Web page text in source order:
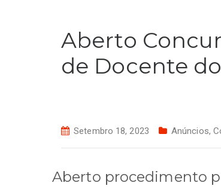
Aberto
de Docente
Setembro 18, 2023 Anúncios,
Aberto procedimento